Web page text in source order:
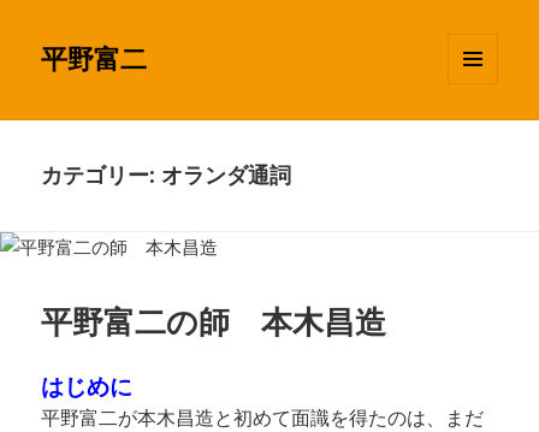
平野富二
ーとウ
カテゴリー: オランダ通詞
平野富二の師 本木昌造
はじめに
平野富二が本木昌造と初めて面識を得たのは、まだ